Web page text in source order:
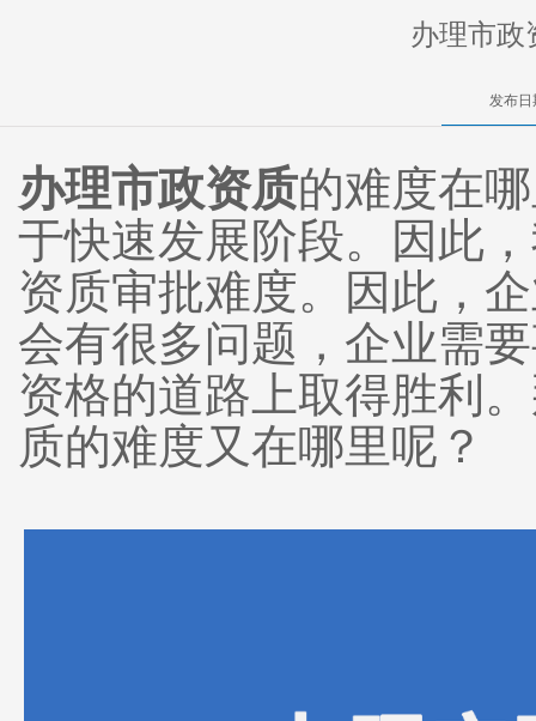
办理市政
发布
办理市政资质的难度在
于快速发展阶段。因此
资质审批难度。因此，
会有很多问题，企业需
资格的道路上取得胜利
质的难度又在哪里呢？